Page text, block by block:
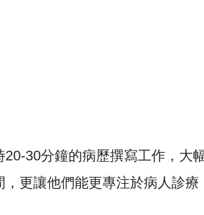
30分鐘的病歷撰寫工作，大
更讓他們能更專注於病人診療